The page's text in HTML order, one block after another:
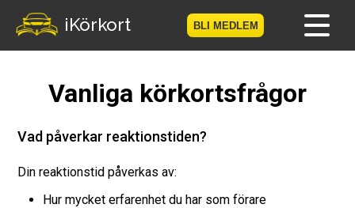
iKörkort BLI MEDLEM
Hem
Prov
Vanliga körkortsfrågor
Vad påverkar reaktionstiden?
Din reaktionstid påverkas av:
Hur mycket erfarenhet du har som förare